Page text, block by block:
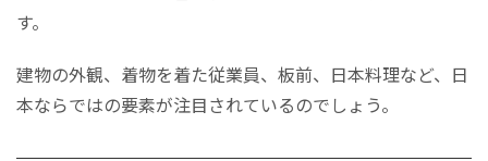
す。
建物の外観、着物を着た従業員、板前、日本料理など、日
本ならではの要素が注目されているのでしょう。